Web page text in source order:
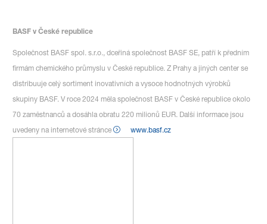
BASF v České republice
Společnost BASF spol. s.r.o., dceřiná společnost BASF SE, patří k předním
firmám chemického průmyslu v České republice. Z Prahy a jiných center se
distribuuje celý sortiment inovativních a vysoce hodnotných výrobků
skupiny BASF. V roce 2024 měla společnost BASF v České republice okolo
70 zaměstnanců a dosáhla obratu 220 milionů EUR. Další informace jsou
uvedeny na internetové stránce
www.basf.cz